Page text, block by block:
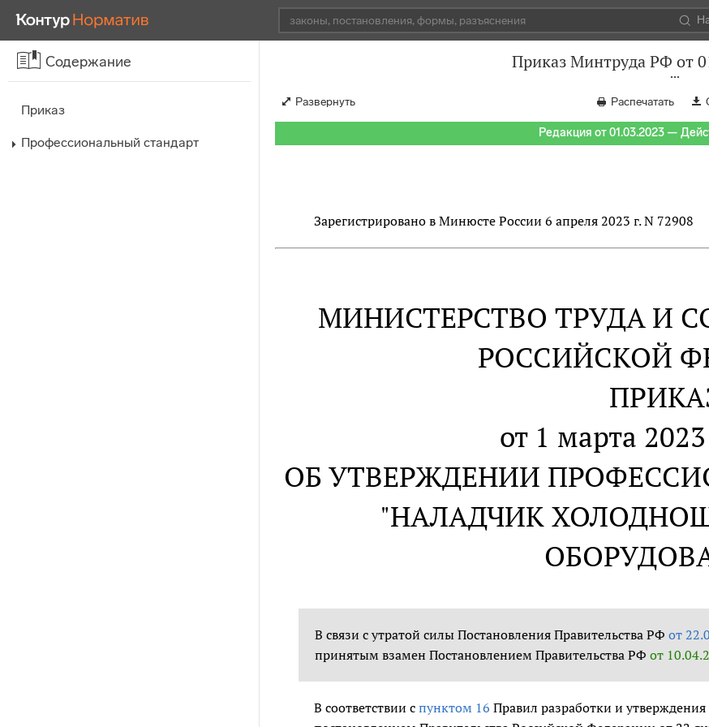
Содержание
Приказ
Профессиональный стандарт
Приказ Минтруда РФ от
Развернуть Распечатать
Редакция от 01.03.2023 —
Зарегистрировано в Минюсте России 6 апреля 2023 г. N 72908
МИНИСТЕРСТВО ТРУДА И
РОССИЙСКОЙ
от 1 марта
ОБ УТВЕРЖДЕНИИ
"НАЛАДЧИК
В связи с утратой силы Постановления Правительства РФот
принятым взамен Постановлением Правительства РФот
В соответствии спунктом 16 Правил разработки и